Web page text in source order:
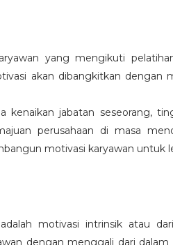
yang mengikuti
akan dibangkitkan dengan
kenaikan jabatan seseorang,
perusahaan di masa
motivasi karyawan untuk
motivasi intrinsik atau
dengan menggali dari